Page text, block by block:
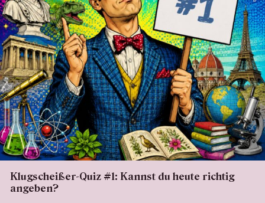
Klugscheißer-Quiz #1: Kannst du heute richtig
angeben?